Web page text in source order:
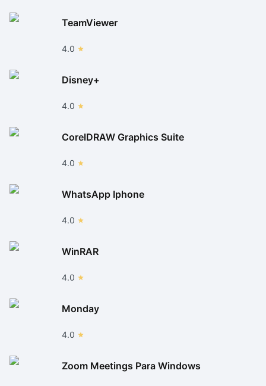
TeamViewer
4.0
Disney+
4.0
CorelDRAW Graphics Suite
4.0
WhatsApp Iphone
4.0
WinRAR
4.0
Monday
4.0
Zoom Meetings Para Windows